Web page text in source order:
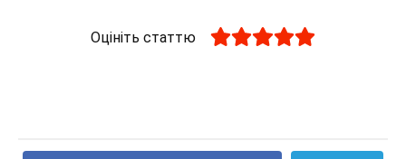
Оцініть статтю